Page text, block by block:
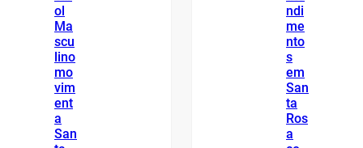
ol
Ma
scu
lino
mo
vim
ent
a
San
ndi
me
nto
s
em
San
ta
Ros
a